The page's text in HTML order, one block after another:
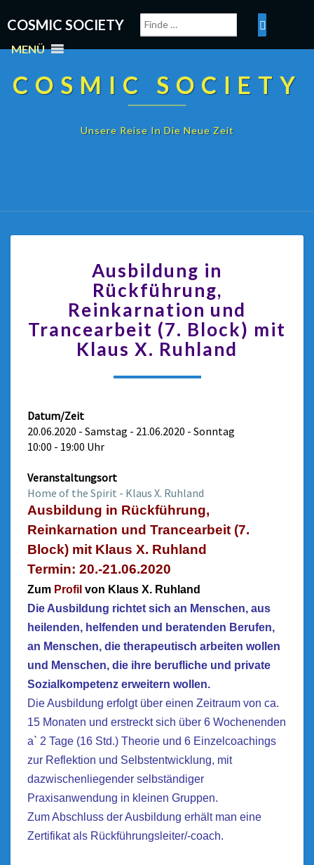
COSMIC SOCIETY
MENÜ
COSMIC SOCIETY
Unsere Reise In Die Neue Zeit
Ausbildung in
Rückführung,
Reinkarnation und
Trancearbeit (7. Block) mit
Klaus X. Ruhland
Datum/Zeit
20.06.2020 - Samstag - 21.06.2020 - Sonntag
10:00 - 19:00 Uhr
Veranstaltungsort
Home of the Spirit - Klaus X. Ruhland
Ausbildung in Rückführung,
Reinkarnation und Trancearbeit (7.
Block) mit Klaus X. Ruhland
Termin: 20.-21.06.2020
Zum Profil von Klaus X. Ruhland
Die Ausbildung richtet sich an Menschen, aus
heilenden, helfenden und beratenden Berufen,
an Menschen, die therapeutisch arbeiten wollen
und Menschen, die ihre berufliche und private
Sozialkompetenz erweitern wollen.
Die Ausbildung erfolgt über einen Zeitraum von ca.
15 Monaten und erstreckt sich über 6 Wochenenden
a` 2 Tage (16 Std.) Theorie und 6 Einzelcoachings
zur Reflektion und Selbstentwicklung, mit
dazwischenliegender selbständiger
Praxisanwendung in kleinen Gruppen.
Zum Abschluss der Ausbildung erhält man eine
Zertifikat als Rückführungsleiter/-coach.